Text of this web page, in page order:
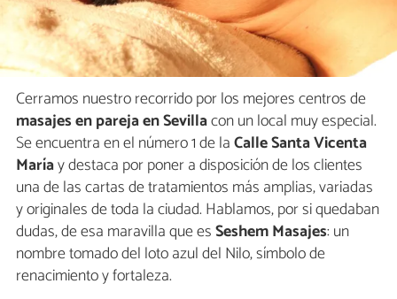
Cerramos nuestro recorrido por los mejores centros de
masajes en pareja en Sevillacon un local muy especial.
Se encuentra en el número 1 de laCalle Santa Vicenta
Maríay destaca por poner a disposición de los clientes
una de las cartas de tratamientos más amplias, variadas
y originales de toda la ciudad. Hablamos, por si quedaban
dudas, de esa maravilla que esSeshem Masajes: un
nombre tomado del loto azul del Nilo, símbolo de
renacimiento y fortaleza.